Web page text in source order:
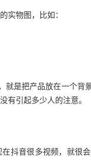
实物图，比如：
是把产品放在一个背
有引起多少人的注意。
抖音很多视频，就很